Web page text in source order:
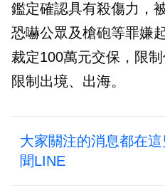
鑑定確認具有殺傷力，
恐嚇公眾及槍砲等罪嫌
裁定100萬元交保，限
限制出境、出海。
大家關注的消息都在
聞LINE